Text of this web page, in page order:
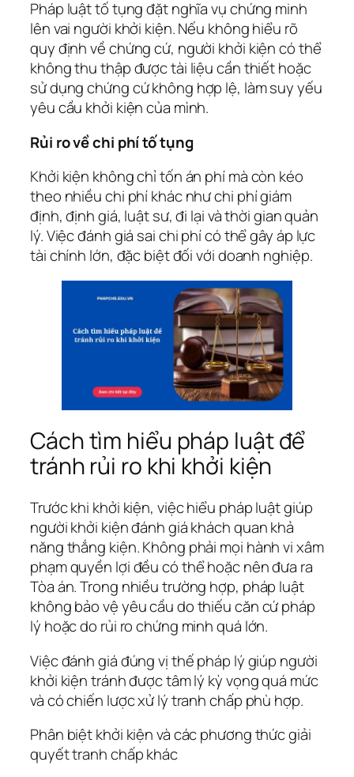
Pháp luật tố tụng đặt nghĩa vụ chứng minh
lên vai người khởi kiện. Nếu không hiểu rõ
quy định về chứng cứ, người khởi kiện có thể
không thu thập được tài liệu cần thiết hoặc
sử dụng chứng cứ không hợp lệ, làm suy yếu
yêu cầu khởi kiện của mình.
Rủi ro về chi phí tố tụng
Khởi kiện không chỉ tốn án phí mà còn kéo
theo nhiều chi phí khác như chi phí giám
định, định giá, luật sư, đi lại và thời gian quản
lý. Việc đánh giá sai chi phí có thể gây áp lực
tài chính lớn, đặc biệt đối với doanh nghiệp.
Cách tìm hiểu pháp luật để
tránh rủi ro khi khởi kiện
Trước khi khởi kiện, việc hiểu pháp luật giúp
người khởi kiện đánh giá khách quan khả
năng thắng kiện. Không phải mọi hành vi xâm
phạm quyền lợi đều có thể hoặc nên đưa ra
Tòa án. Trong nhiều trường hợp, pháp luật
không bảo vệ yêu cầu do thiếu căn cứ pháp
lý hoặc do rủi ro chứng minh quá lớn.
Việc đánh giá đúng vị thế pháp lý giúp người
khởi kiện tránh được tâm lý kỳ vọng quá mức
và có chiến lược xử lý tranh chấp phù hợp.
Phân biệt khởi kiện và các phương thức giải
quyết tranh chấp khác